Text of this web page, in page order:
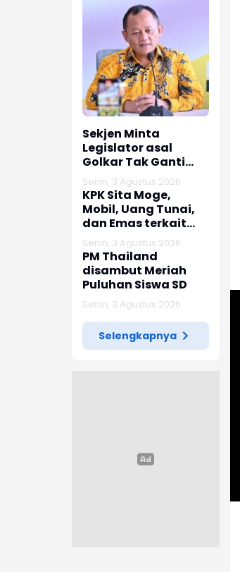
Sekjen Minta
Legislator asal
Golkar Tak Ganti
Nomor HP usai Jadi
Dewan
Senin, 3 Agustus 2026
KPK Sita Moge,
Mobil, Uang Tunai,
dan Emas terkait
Kasus Korupsi
Bupati Pemalang
Senin, 3 Agustus 2026
PM Thailand
disambut Meriah
Puluhan Siswa SD
Senin, 3 Agustus 2026
Selengkapnya